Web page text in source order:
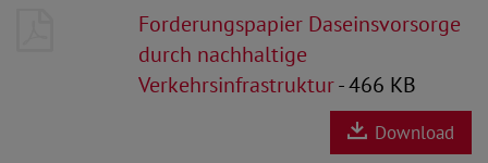
Forderungspapier Daseinsvorsorge
durch nachhaltige
Verkehrsinfrastruktur- 466 KB
Download